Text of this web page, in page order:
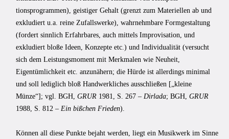
tionsprogrammen), geistiger Gehalt (grenzt zum Materiellen ab und
exkludiert u.a. reine Zufallswerke), wahrnehmbare Formgestaltung
(fordert sinnlich Erfahrbares, auch mittels Improvisation, und
exkludiert bloße Ideen, Konzepte etc.) und Individualität (versucht
sich dem Leistungsmoment mit Merkmalen wie Neuheit,
Eigentümlichkeit etc. anzunähern; die Hürde ist allerdings minimal
und soll lediglich bloß Handwerk­liches ausschließen [„kleine
Münze“]; vgl. BGH, GRUR 1981, S. 267 – Dirlada; BGH, GRUR
1988, S. 812 – Ein bißchen Frieden).
Können all diese Punkte bejaht werden, liegt ein Musikwerk im Sinne